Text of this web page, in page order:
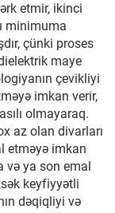
etmir, ikinci
minimuma
çünki proses
maye
çevikliyi
imkan verir,
olmayaraq.
az olan divarları
etməyə imkan
və ya son emal
keyfiyyətli
dəqiqliyi və